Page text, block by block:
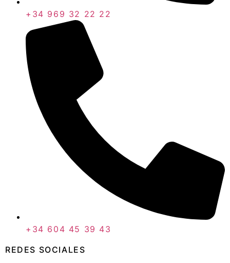
+34 969 32 22 22
+34 604 45 39 43
REDES SOCIALES